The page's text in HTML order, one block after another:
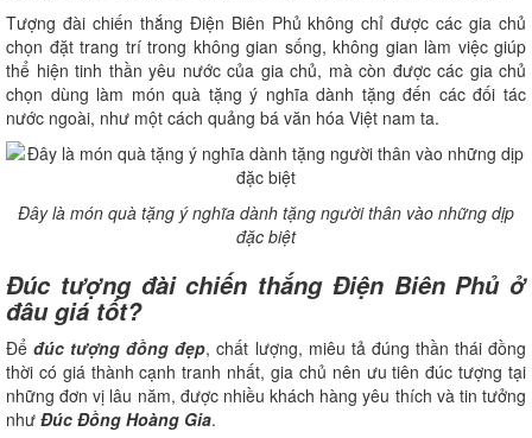
Tượng đài chiến thắng Điện Biên Phủ không chỉ được các gia chủ
chọn đặt trang trí trong không gian sống, không gian làm việc giúp
thể hiện tinh thần yêu nước của gia chủ, mà còn được các gia chủ
chọn dùng làm món quà tặng ý nghĩa dành tặng đến các đối tác
nước ngoài, như một cách quảng bá văn hóa Việt nam ta.
Đây là món quà tặng ý nghĩa dành tặng người thân vào những dịp
đặc biệt
Đúc tượng đài chiến thắng Điện Biên Phủ ở
đâu giá tốt?
Đểđúc tượng đồng đẹp, chất lượng, miêu tả đúng thần thái đồng
thời có giá thành cạnh tranh nhất, gia chủ nên ưu tiên đúc tượng tại
những đơn vị lâu năm, được nhiều khách hàng yêu thích và tin tưởng
như Đúc Đồng Hoàng Gia.